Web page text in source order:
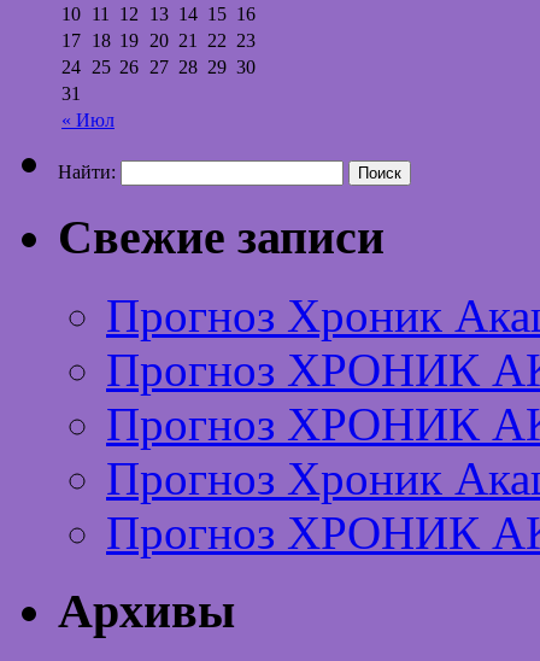
« Июл
10 11 12 13 14 15 16
17 18 19 20 21 22 23
24 25 26 27 28 29 30
31
Найти:
Свежие записи
Прогноз Хроник
Прогноз ХРОНИК
Прогноз ХРОНИК
Прогноз Хроник
Прогноз ХРОНИК
Архивы